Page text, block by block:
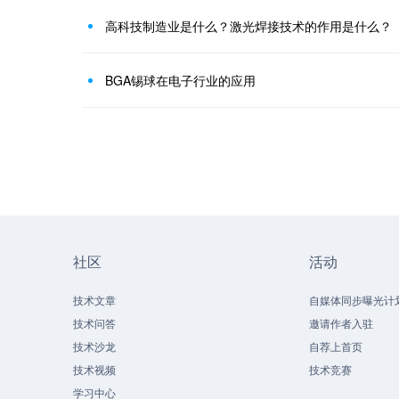
高科技制造业是什么？激光焊接技术的作用是什么？
BGA锡球在电子行业的应用
社区
技术文章
技术问答
技术沙龙
技术视频
学习中心
活动
自媒体同步曝光计
邀请作者入驻
自荐上首页
技术竞赛